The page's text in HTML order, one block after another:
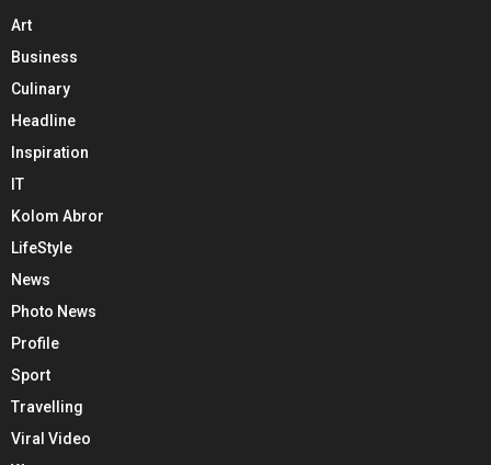
Art
Business
Culinary
Headline
Inspiration
IT
Kolom Abror
LifeStyle
News
Photo News
Profile
Sport
Travelling
Viral Video